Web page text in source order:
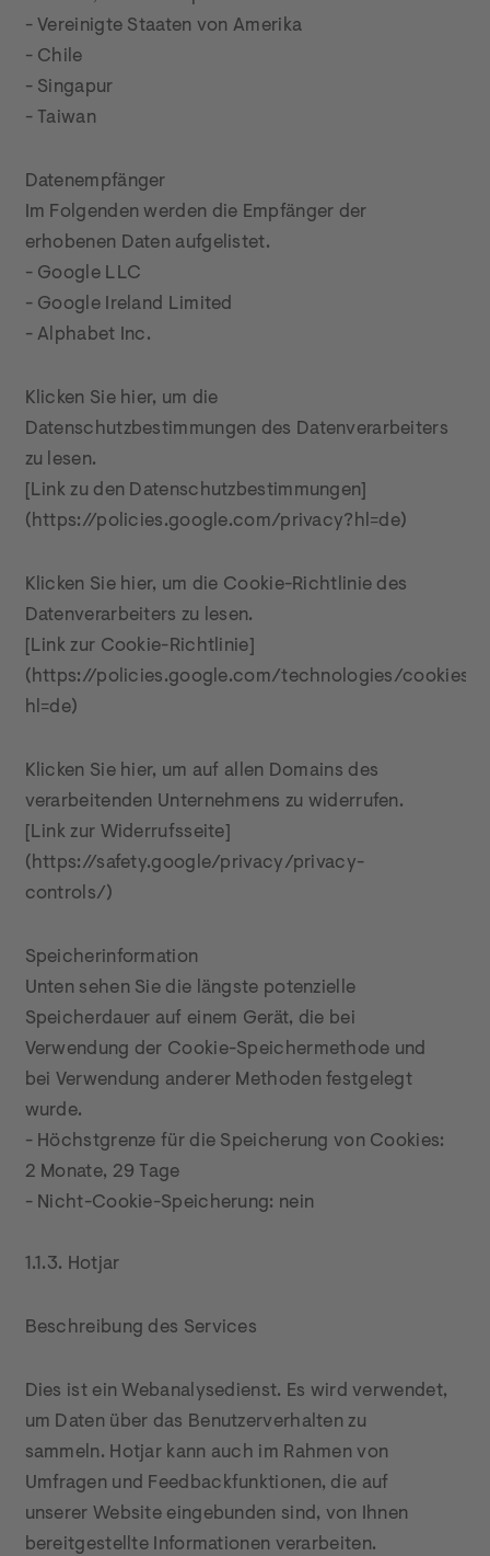
- Vereinigte Staaten von Amerika
- Chile
- Singapur
- Taiwan
Datenempfänger
Im Folgenden werden die Empfänger der
erhobenen Daten aufgelistet.
- Google LLC
- Google Ireland Limited
- Alphabet Inc.
Klicken Sie hier, um die
Datenschutzbestimmungen des Datenverarbeiters
zu lesen.
[Link zu den Datenschutzbestimmungen]
(https://policies.google.com/privacy?hl=de)
Klicken Sie hier, um die Cookie-Richtlinie des
Datenverarbeiters zu lesen.
[Link zur Cookie-Richtlinie]
(https://policies.google.com/technologies/cookies?
hl=de)
Klicken Sie hier, um auf allen Domains des
verarbeitenden Unternehmens zu widerrufen.
[Link zur Widerrufsseite]
(https://safety.google/privacy/privacy-
controls/)
Speicherinformation
Unten sehen Sie die längste potenzielle
Speicherdauer auf einem Gerät, die bei
Verwendung der Cookie-Speichermethode und
bei Verwendung anderer Methoden festgelegt
wurde.
- Höchstgrenze für die Speicherung von Cookies:
2 Monate, 29 Tage
- Nicht-Cookie-Speicherung: nein
1.1.3. Hotjar
Beschreibung des Services
Dies ist ein Webanalysedienst. Es wird verwendet,
um Daten über das Benutzerverhalten zu
sammeln. Hotjar kann auch im Rahmen von
Umfragen und Feedbackfunktionen, die auf
unserer Website eingebunden sind, von Ihnen
bereitgestellte Informationen verarbeiten.